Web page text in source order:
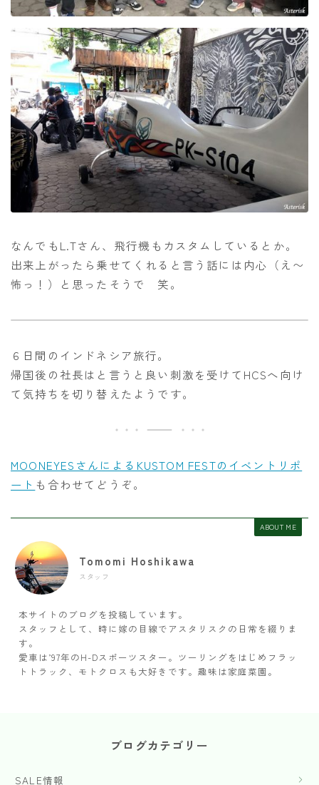
なんでもL.Tさん、飛行機もカスタムしているとか。
出来上がったら乗せてくれると言う話には内心（え〜
怖っ！）と思ったそうで 笑。
６日間のインドネシア旅行。
帰国後の社長はと言うと良い刺激を受けてHCSへ向け
て気持ちを切り替えたようです。
MOONEYESさんによるKUSTOM FESTのイベントリポ
ート も合わせてどうぞ。
ABOUT ME
Tomomi Hoshikawa
スタッフ
本サイトのブログを投稿しています。
スタッフとして、時に嫁の目線でアスタリスクの日常を綴りま
す。
愛車は’97年のH-Dスポーツスター。ツーリングをはじめフラッ
トトラック、モトクロスも大好きです。趣味は家庭菜園。
ブログカテゴリー
SALE情報